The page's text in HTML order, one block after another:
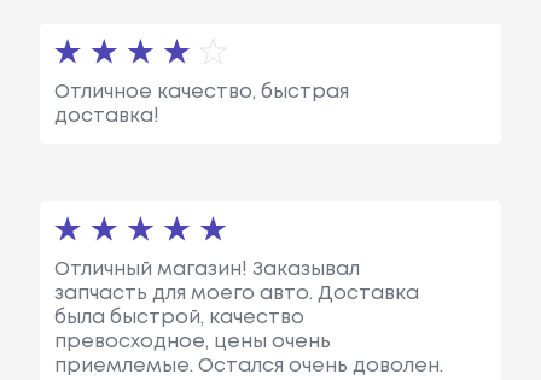
Отличное качество, быстрая
доставка!
Отличный магазин! Заказывал
запчасть для моего авто. Доставка
была быстрой, качество
превосходное, цены очень
приемлемые. Остался очень доволен.